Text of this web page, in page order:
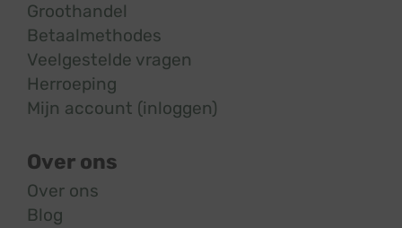
Groothandel
Betaalmethodes
Veelgestelde vragen
Herroeping
Mijn account (inloggen)
Over ons
Over ons
Blog